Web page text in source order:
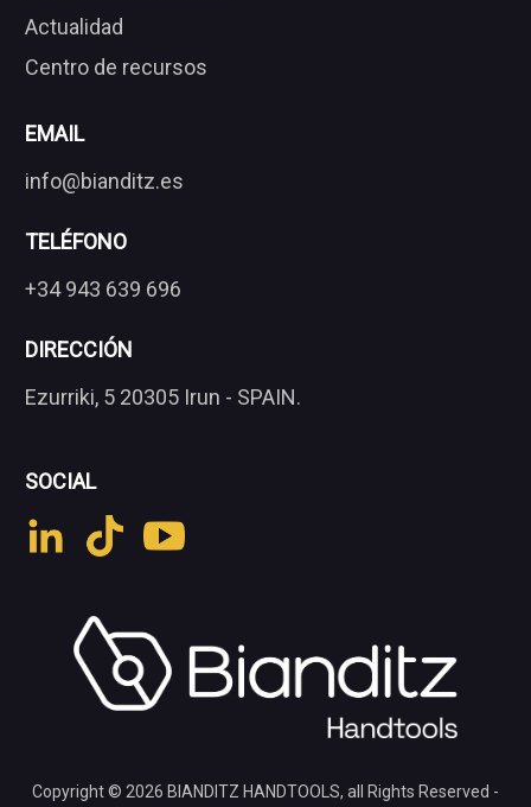
Actualidad
Centro de recursos
EMAIL
info@bianditz.es
TELÉFONO
+34 943 639 696
DIRECCIÓN
Ezurriki, 5 20305 Irun - SPAIN.
SOCIAL
Copyright © 2026 BIANDITZ HANDTOOLS, all Rights Reserved -